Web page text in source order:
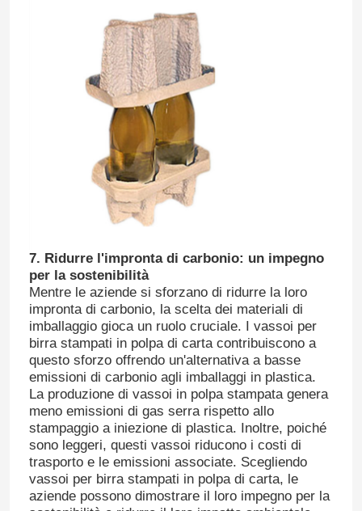
Ti richiameremo presto!
7. Ridurre l'impronta di carbonio: un impegno
per la sostenibilità
Mentre le aziende si sforzano di ridurre la loro
impronta di carbonio, la scelta dei materiali di
imballaggio gioca un ruolo cruciale. I vassoi per
birra stampati in polpa di carta contribuiscono a
questo sforzo offrendo un'alternativa a basse
emissioni di carbonio agli imballaggi in plastica.
La produzione di vassoi in polpa stampata genera
meno emissioni di gas serra rispetto allo
stampaggio a iniezione di plastica. Inoltre, poiché
sono leggeri, questi vassoi riducono i costi di
trasporto e le emissioni associate. Scegliendo
vassoi per birra stampati in polpa di carta, le
aziende possono dimostrare il loro impegno per la